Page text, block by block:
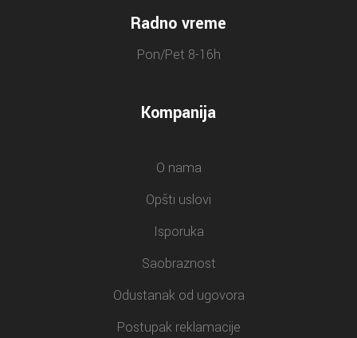
Radno vreme
Pon/Pet 8-16h
Kompanija
O nama
Opšti uslovi
Isporuka
Saobraznost
Odustanak od ugovora
Postupak reklamacije